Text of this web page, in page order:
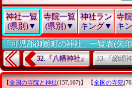
神社一覧
(県別)▼
寺院一覧
(県別)▼
神社ラン
キング▼
寺
キ
「可児郡御嵩町の神社」一覧表(矢
32.『八幡神社』 33.『纐纈
【全国の寺院と神社(157,167)】 【全国の寺院